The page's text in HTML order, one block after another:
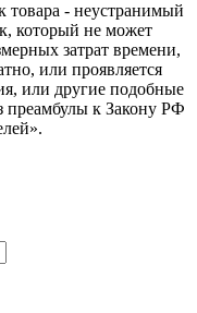
товара - неустранимый
который не может
затрат времени,
или проявляется
или другие подобные
преамбулы к Закону РФ